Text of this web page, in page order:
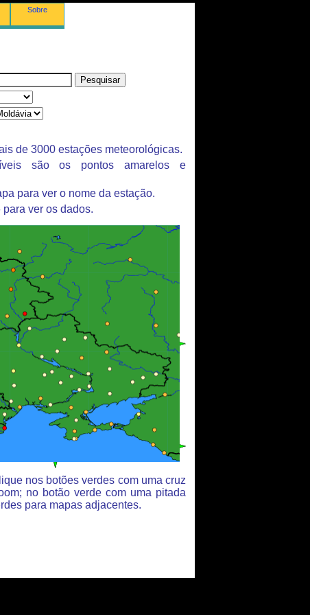
Sobre
de 3000 estações meteorológicas.
são os pontos amarelos e
para ver o nome da estação.
ver os dados.
nos botões verdes com uma cruz
no botão verde com uma pitada
para mapas adjacentes.